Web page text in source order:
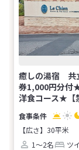
癒しの湯宿 共
券1,000円分付
洋食コース★【
【広さ】30平米
1～2名
ツ